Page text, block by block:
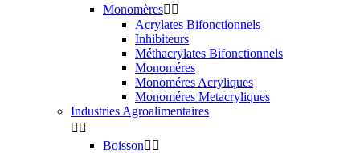
Monomères 
Acrylates Bifonctionnels
Inhibiteurs
Méthacrylates Bifonctionnels
Monoméres
Monoméres Acryliques
Monoméres Metacryliques
Industries Agroalimentaires
 
Boisson 